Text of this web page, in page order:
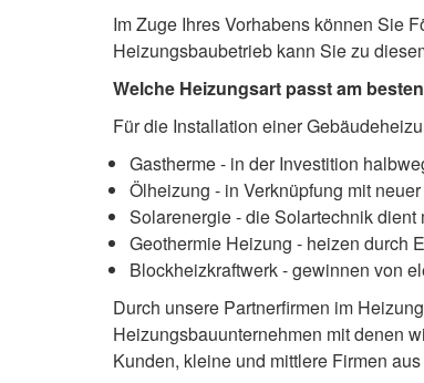
Im Zuge Ihres Vorhabens können Sie
Heizungsbaubetrieb kann Sie zu
Welche Heizungsart passt am
Für die Installation einer
Gastherme - in der Investition
Ölheizung - in Verknüpfung mit
Solarenergie - die Solartechnik
Geothermie Heizung - heizen durch
Blockheizkraftwerk - gewinnen von
Durch unsere Partnerfirmen im
Heizungsbauunternehmen mit denen
Kunden, kleine und mittlere Firmen